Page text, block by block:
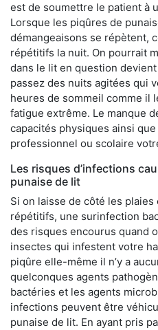
est de soumettre le patient à
Lorsque les piqûres de
démangeaisons se répètent,
répétitifs la nuit. On pourrait
dans le lit en question
passez des nuits agitées qui
heures de sommeil comme il
fatigue extrême. Le manque
capacités physiques ainsi
professionnel ou scolaire
Les risques d’infections
punaise de lit
Si on laisse de côté les
répétitifs, une surinfection
des risques encourus quand
insectes qui infestent votre
piqûre elle-même il n’y a
quelconques agents
bactéries et les agents
infections peuvent être
punaise de lit. En ayant pris